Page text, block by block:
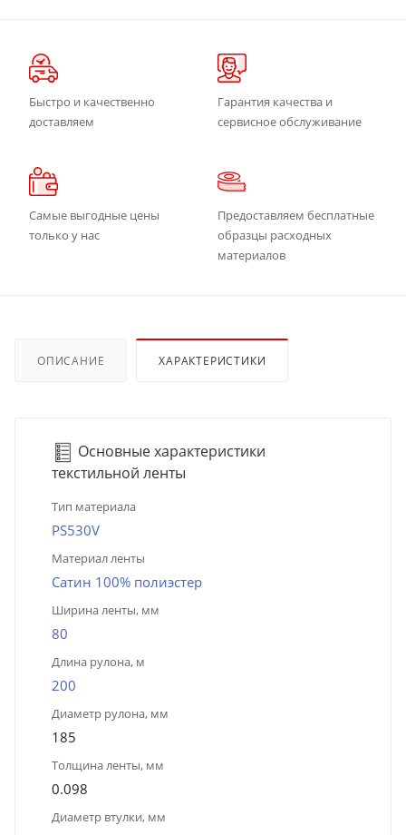
Быстро и качественно
доставляем
Гарантия качества и
сервисное обслуживание
Самые выгодные цены
только у нас
Предоставляем бесплатные
образцы расходных
материалов
ОПИСАНИЕ ХАРАКТЕРИСТИКИ
Основные характеристики
текстильной ленты
Тип материала
PS530V
Материал ленты
Сатин 100% полиэстер
Ширина ленты, мм
80
Длина рулона, м
200
Диаметр рулона, мм
185
Толщина ленты, мм
0.098
Диаметр втулки, мм